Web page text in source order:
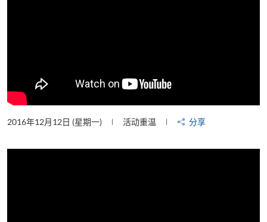
2016年12月12日 (星期一) 活动重温 分享